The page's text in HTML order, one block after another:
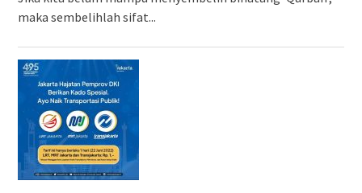
maka sembelihlah sifat...